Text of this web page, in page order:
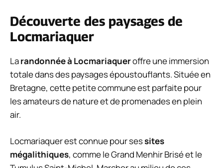
Découverte des paysages de
Locmariaquer
Larandonnée à Locmariaqueroffre une immersion
totale dans des paysages époustouflants. Située en
Bretagne, cette petite commune est parfaite pour
les amateurs de nature et de promenades en plein
air.
Locmariaquer est connue pour sessites
mégalithiques, comme le Grand Menhir Brisé et le